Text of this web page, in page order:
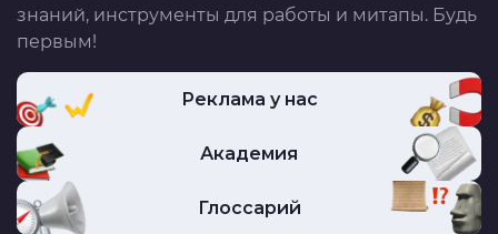
знаний, инструменты для работы и митапы. Будь
первым!
Реклама у нас
Академия
Глоссарий